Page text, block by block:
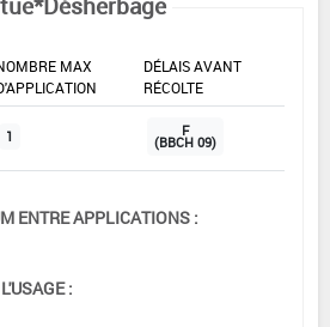
MAX
DÉLAIS AVANT
RÉCOLTE
1 F
(BBCH 09)
ENTRE APPLICATIONS :
: